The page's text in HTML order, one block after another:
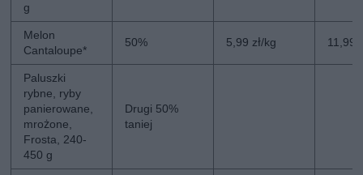
g
Melon
Cantaloupe*
50% 5,99 zł/kg 11,99
Paluszki
rybne, ryby
panierowane,
mrożone,
Frosta, 240-
450 g
Drugi 50%
taniej